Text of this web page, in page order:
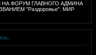
ФОРУМ ГЛАВНОГО АДМИНА
"Раздорожье". МИР